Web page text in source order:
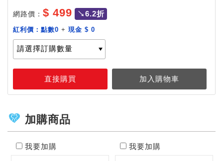
網路價： $ 499 ↘6.2折
紅利價： 點數0 + 現金 $ 0
加購商品
我要加購 我要加購
加購價：
商品介紹